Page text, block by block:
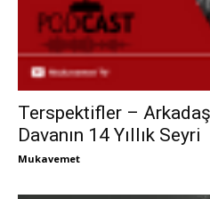
Terspektifler –
Davanın 14 Yıllık Seyri
Mukavemet